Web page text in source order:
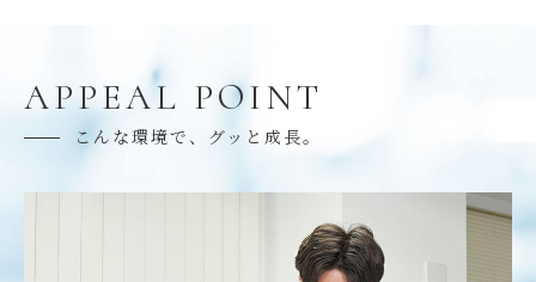
APPEAL POINT
こんな環境で、グッと成長。